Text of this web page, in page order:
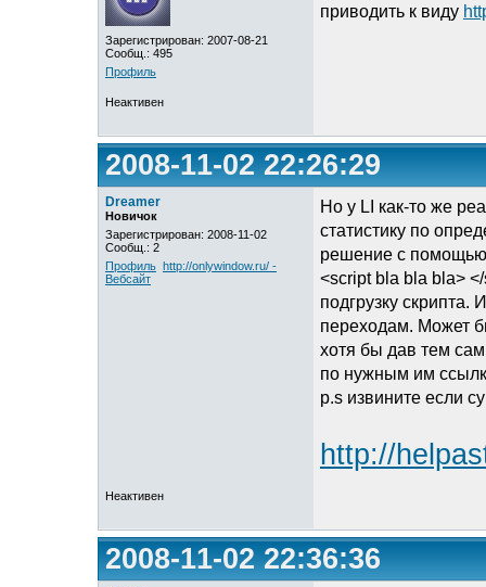
Зарегистрирован: 2007-08-21
Сообщ.: 495
Профиль
приводить к виду
Неактивен
2008-11-02 22:26:29
Dreamer
Новичок
Зарегистрирован: 2008-11-02
Сообщ.: 2
Профиль http://onlywindow.ru/ -
Вебсайт
Но у LI как-то же
статистику по
решение с помощью
<script bla bla bla>
подгрузку скрипта.
переходам. Может
хотя бы дав тем
по нужным им
p.s извините если
http://
Неактивен
2008-11-02 22:36:36